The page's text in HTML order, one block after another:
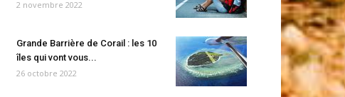
2 novembre 2022
Grande Barrière de Corail : les 10
îles qui vont vous...
26 octobre 2022